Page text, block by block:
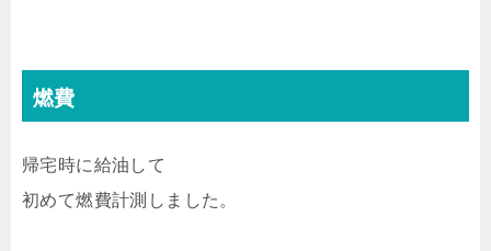
燃費
帰宅時に給油して
初めて燃費計測しました。